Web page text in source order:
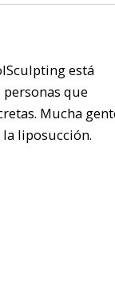
está
que
Mucha
liposucción.